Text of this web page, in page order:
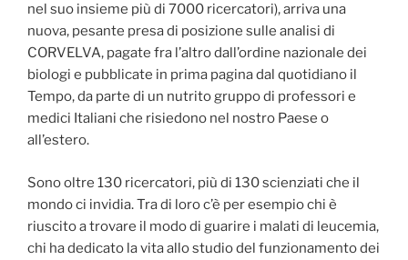
nel suo insieme più di 7000 ricercatori), arriva una
nuova, pesante presa di posizione sulle analisi di
CORVELVA, pagate fra l’altro dall’ordine nazionale dei
biologi e pubblicate in prima pagina dal quotidiano il
Tempo, da parte di un nutrito gruppo di professori e
medici Italiani che risiedono nel nostro Paese o
all’estero.
Sono oltre 130 ricercatori, più di 130 scienziati che il
mondo ci invidia. Tra di loro c’è per esempio chi è
riuscito a trovare il modo di guarire i malati di leucemia,
chi ha dedicato la vita allo studio del funzionamento dei